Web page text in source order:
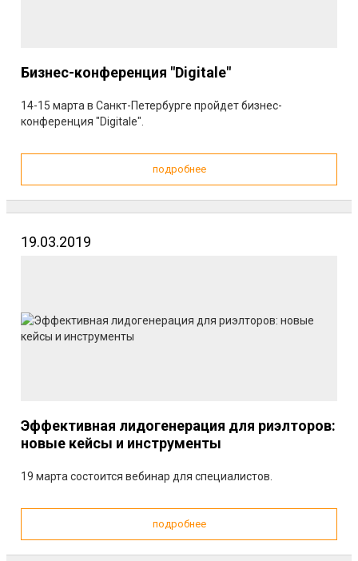
Бизнес-конференция "Digitale"
14-15 марта в Санкт-Петербурге пройдет бизнес-
конференция "Digitale".
подробнее
19.03.2019
Эффективная лидогенерация для риэлторов:
новые кейсы и инструменты
19 марта состоится вебинар для специалистов.
подробнее